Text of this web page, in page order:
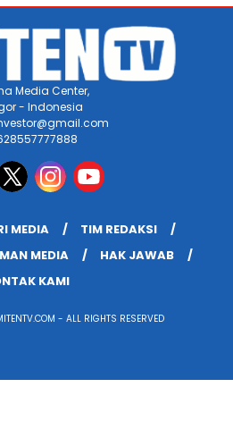
Media Center,
- Indonesia
MEDIA
TIM REDAKSI
MEDIA
HAK JAWAB
KAMI
- ALL RIGHTS RESERVED